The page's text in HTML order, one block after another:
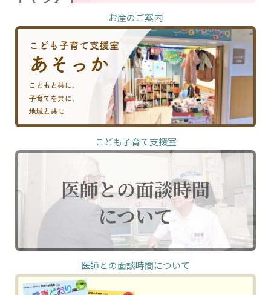
お産のご案内
こども子育て支援室
医師との面談時間について